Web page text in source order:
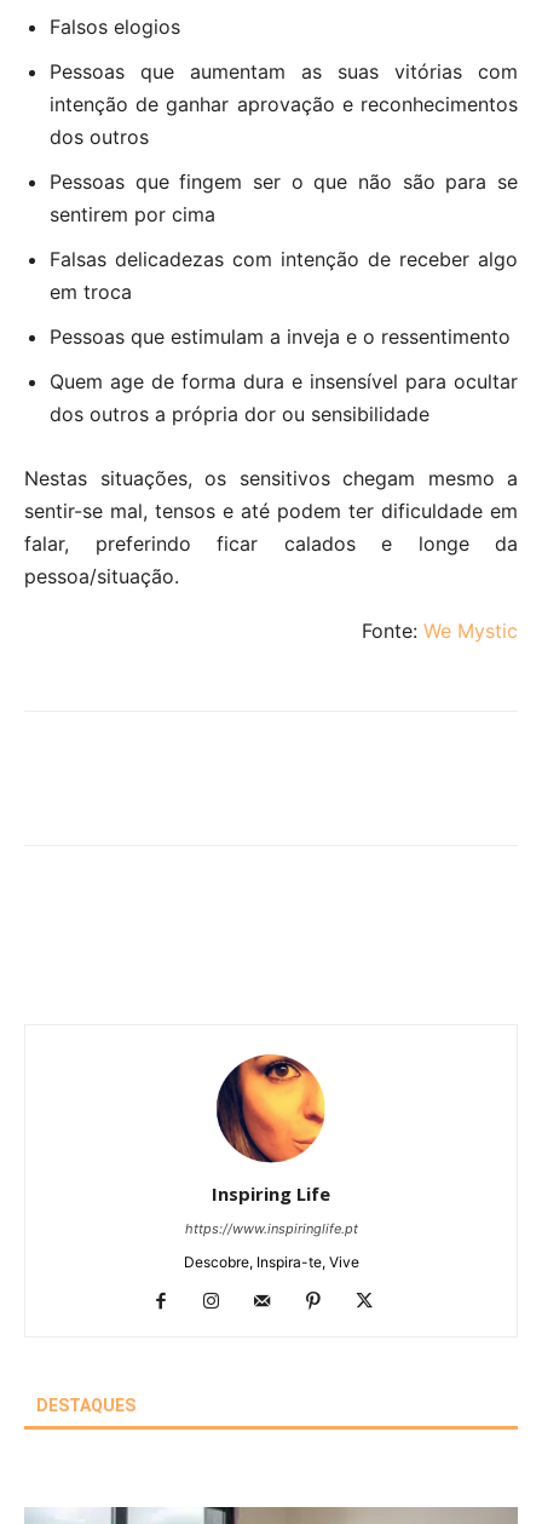
Falsos elogios
Pessoas que aumentam as suas vitórias com
intenção de ganhar aprovação e reconhecimentos
dos outros
Pessoas que fingem ser o que não são para se
sentirem por cima
Falsas delicadezas com intenção de receber algo
em troca
Pessoas que estimulam a inveja e o ressentimento
Quem age de forma dura e insensível para ocultar
dos outros a própria dor ou sensibilidade
Nestas situações, os sensitivos chegam mesmo a
sentir-se mal, tensos e até podem ter dificuldade em
falar, preferindo ficar calados e longe da
pessoa/situação.
Fonte: We Mystic
Inspiring Life
https://www.inspiringlife.pt
Descobre, Inspira-te, Vive
DESTAQUES